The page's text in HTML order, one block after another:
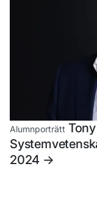
Alumnporträtt
2024 ->